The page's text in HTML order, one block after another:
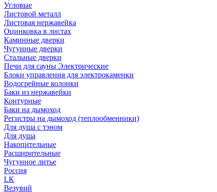
Угловые
Листовой металл
Листовая нержавейка
Оцинковка в листах
Каминные дверки
Чугунные дверки
Стальные дверки
Печи для сауны Электрические
Блоки управления для электрокаменки
Водогрейные колонки
Баки из нержавейки
Контурные
Баки на дымоход
Регистры на дымоход (теплообменники)
Для душа с тэном
Для душа
Накопительные
Расширительные
Чугунное литье
Россия
LК
Везувий